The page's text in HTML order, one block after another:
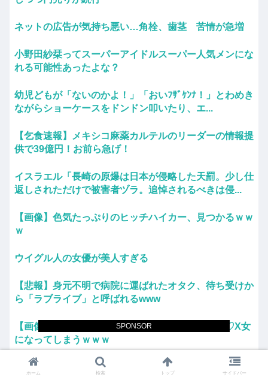
SPONSOR
ネットの広告が気持ち悪い…角栓、歯茎 苦情が急増
小野田紗栞ってスーパーアイドルスーパー人気メンにな
れる可能性あったよな？
幼児どもが「ないのかよ！」「おいﾌｻﾞｹﾝﾅ！」とわめき
ながらショーケースをドンドン叩いたり、エ...
【乞食速報】メキシコ麻薬カルテルのリーダーの情報提
供で39億円！お前ら急げ！
イスラエル「長崎の原爆は日本が侵略した天罰。少し仕
返しされただけで被害者ヅラ。追悼されるべきは侵...
【画像】色気たっぷりのヒッチハイカー、見つかるｗｗ
ｗ
ウイグル人の女優が美人すぎる
【悲報】身元不明で病院に運ばれたオタク、待ち受けか
ら「ラブライブ」と呼ばれるwww
【画像】元NMBアイドルさん、表情もカラダもS♡X女
になってしまうｗｗｗ
「高市総理には愛想尽かした」コメ余りに農家が悲鳴
ホーム 検索 トップ サイドバー